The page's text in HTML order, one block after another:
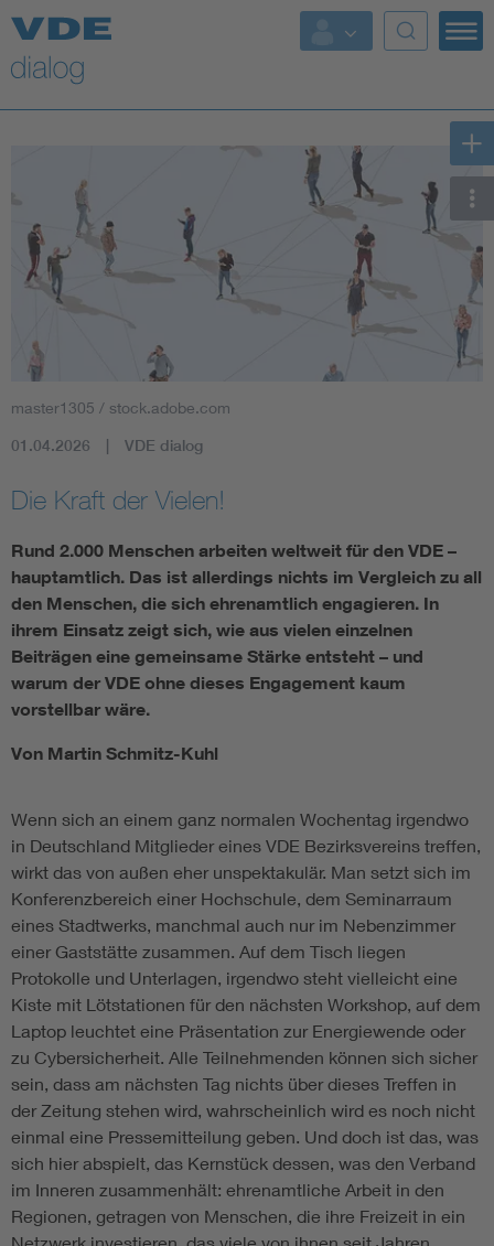
master1305 / stock.adobe.com
01.04.2026 VDE dialog
Die Kraft der Vielen!
Rund 2.000 Menschen arbeiten weltweit für den VDE –
hauptamtlich. Das ist allerdings nichts im Vergleich zu all
den Menschen, die sich ehrenamtlich engagieren. In
ihrem Einsatz zeigt sich, wie aus vielen einzelnen
Beiträgen eine gemeinsame Stärke entsteht – und
warum der VDE ohne dieses Engagement kaum
vorstellbar wäre.
Von Martin Schmitz-Kuhl
Wenn sich an einem ganz normalen Wochentag irgendwo
in Deutschland Mitglieder eines VDE Bezirksvereins treffen,
wirkt das von außen eher unspektakulär. Man setzt sich im
Konferenzbereich einer Hochschule, dem Seminarraum
eines Stadtwerks, manchmal auch nur im Nebenzimmer
einer Gaststätte zusammen. Auf dem Tisch liegen
Protokolle und Unterlagen, irgendwo steht vielleicht eine
Kiste mit Lötstationen für den nächsten Workshop, auf dem
Laptop leuchtet eine Präsentation zur Energiewende oder
zu Cybersicherheit. Alle Teilnehmenden können sich sicher
sein, dass am nächsten Tag nichts über dieses Treffen in
der Zeitung stehen wird, wahrscheinlich wird es noch nicht
einmal eine Pressemitteilung geben. Und doch ist das, was
sich hier abspielt, das Kernstück dessen, was den Verband
im Inneren zusammenhält: ehrenamtliche Arbeit in den
Regionen, getragen von Menschen, die ihre Freizeit in ein